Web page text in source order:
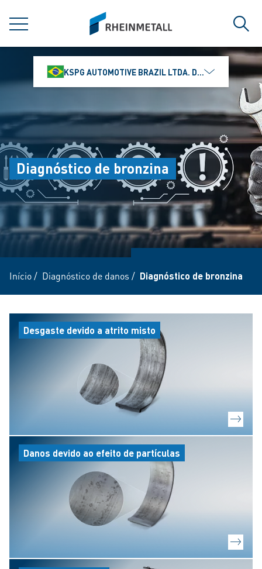
MENU
siteLogo
KSPG AUTOMOTIVE BRAZIL LTDA. DIVISÃO MS
Diagnóstico de bronzina
Início/ Diagnóstico de danos / Diagnóstico de bronzina
Desgaste devido a atrito misto
Danos devido ao efeito de partículas